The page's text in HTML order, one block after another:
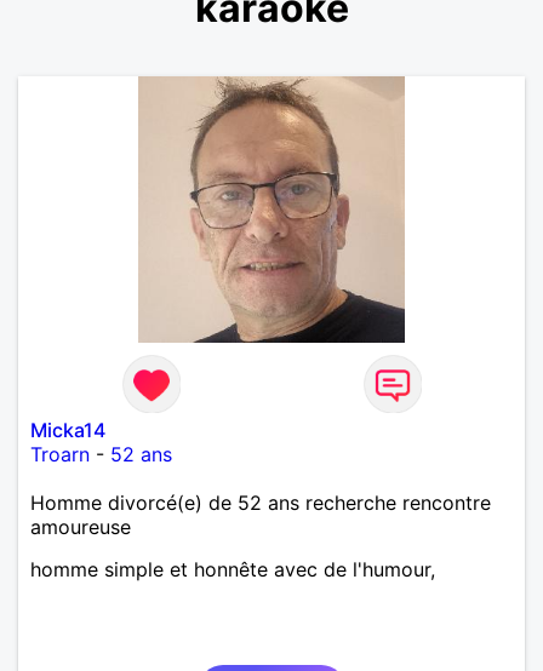
Micka14
Troarn - 52 ans
Homme divorcé(e) de 52 ans recherche rencontre
amoureuse
homme simple et honnête avec de l'humour,